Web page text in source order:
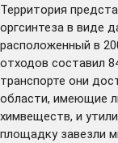
Территория
оргсинтеза в виде
расположенный в
отходов составил
транспорте они
области, имеющие
химвеществ, и
площадку завезли